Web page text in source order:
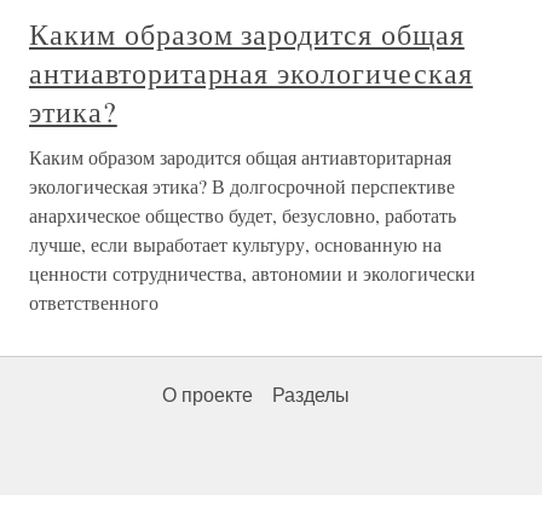
Каким образом зародится общая
антиавторитарная экологическая
этика?
Каким образом зародится общая антиавторитарная
экологическая этика? В долгосрочной перспективе
анархическое общество будет, безусловно, работать
лучше, если выработает культуру, основанную на
ценности сотрудничества, автономии и экологически
ответственного
О проекте Разделы